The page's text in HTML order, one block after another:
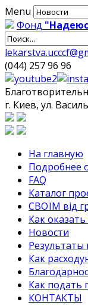
Menu
Фонд
(044) 257 96 96
г. Киев, ул.
На главную
Подробнее
FAQ
Каталог
СВОЇМ від
Как
Новости
Результаты
Как
Как подать
КОНТАКТЫ